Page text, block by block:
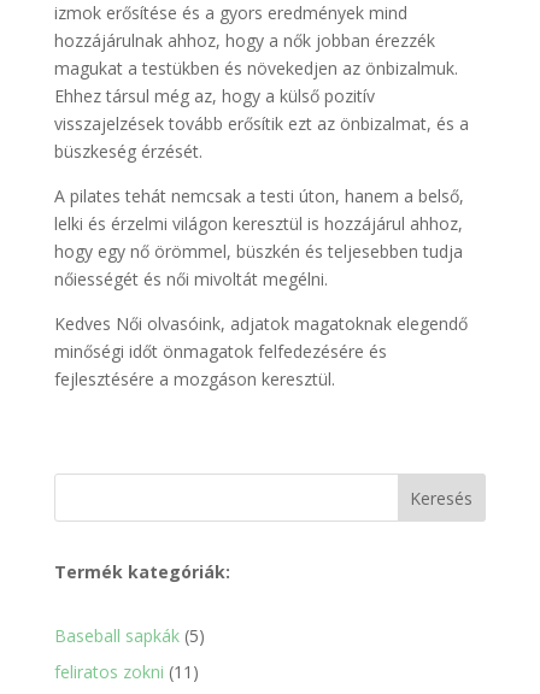
izmok erősítése és a gyors eredmények mind
hozzájárulnak ahhoz, hogy a nők jobban érezzék
magukat a testükben és növekedjen az önbizalmuk.
Ehhez társul még az, hogy a külső pozitív
visszajelzések tovább erősítik ezt az önbizalmat, és a
büszkeség érzését.
A pilates tehát nemcsak a testi úton, hanem a belső,
lelki és érzelmi világon keresztül is hozzájárul ahhoz,
hogy egy nő örömmel, büszkén és teljesebben tudja
nőiességét és női mivoltát megélni.
Kedves Női olvasóink, adjatok magatoknak elegendő
minőségi időt önmagatok felfedezésére és
fejlesztésére a mozgáson keresztül.
Keresés
Termék kategóriák:
Baseball sapkák 55
feliratos zokni 11 11